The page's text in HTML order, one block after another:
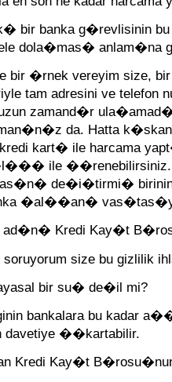
bir banka g�revlisinin bu
dola�mas� anlam�na
�rnek vereyim size,
tam adresini ve
zamand�r
da. Hatta
kredi kart� ile harcama
ile ��renebilirsiniz.
de�i�tirmi� birinin
�al��an�
ad�n� Kredi Kay�t
size bu gizlilik
bir su� de�il mi?
bankalara bu kadar
davetiye ��kartabilir.
Kredi Kay�t